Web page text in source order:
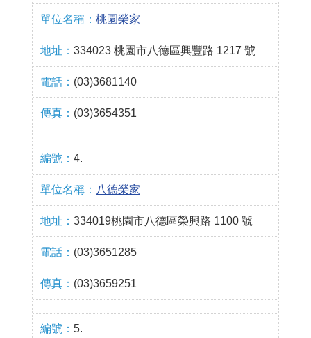
桃園榮家
334023 桃園市八德區興豐路 1217 號
(03)3681140
(03)3654351
4.
八德榮家
334019桃園市八德區榮興路 1100 號
(03)3651285
(03)3659251
5.